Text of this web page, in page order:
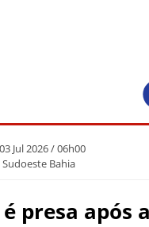
03 Jul 2026 / 06h00
Sudoeste Bahia
presa após